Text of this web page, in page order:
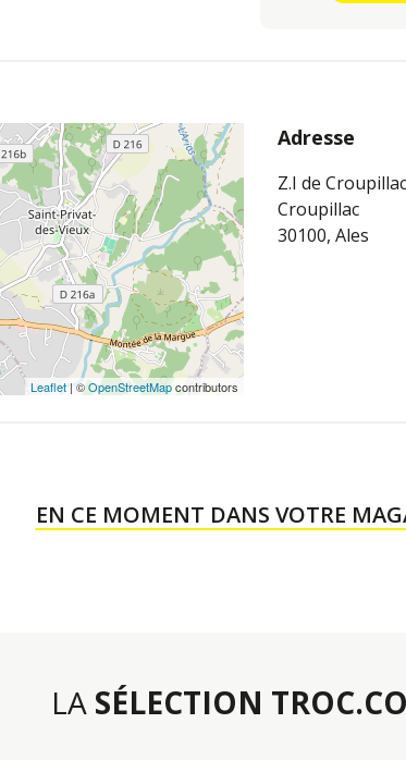
Leaflet | ©OpenStreetMapcontributors
Adresse
Z.I de
Croupillac
30100, Ales
EN CE MOMENT DANS VOTRE
LA SÉLECTION